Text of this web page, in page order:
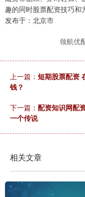
趣的同时股票配资技巧和
发布于：北京市
领航优
上一篇： 短期股票配资
钱？
下一篇： 配资知识网配
一个传说
相关文章